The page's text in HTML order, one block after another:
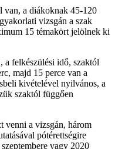
van, a diákoknak 45-120
vizsgán a szak
15 témakört jelölnek ki
a felkészülési idő, szaktól
majd 15 perce van a
kivételével nyilvános, a
szaktól függően
venni a vizsgán, három
pótérettségire
vagy 2020